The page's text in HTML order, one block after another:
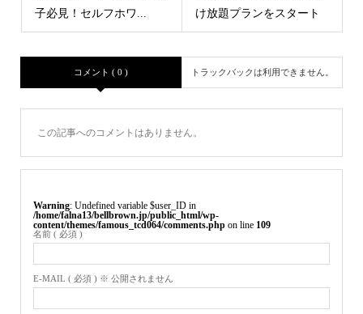
子必見！セルフホワ...
け放題プランをスタート
コメント ( 0 ) トラックバックは利用できません。
この記事へのコメントはありません。
Warning : Undefined variable $user_ID in
/home/falna13/bellbrown.jp/public_html/wp-
content/themes/famous_tcd064/comments.phpon line 109
名前 ( 必須 )
E-MAIL ( 必須 ) ※ 公開されません